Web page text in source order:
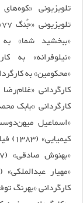
تلویزیونی
«ببخشید شما» به
«نیلوفرانه» به
«محکومین» به
کارگردانی
کارگردانی «بابک
«اسماعیل